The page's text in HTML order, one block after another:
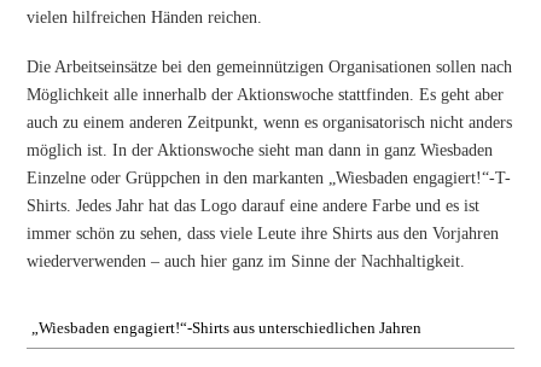
vielen hilfreichen Händen reichen.
Die Arbeitseinsätze bei den gemeinnützigen Organisationen sollen nach
Möglichkeit alle innerhalb der Aktionswoche stattfinden. Es geht aber
auch zu einem anderen Zeitpunkt, wenn es organisatorisch nicht anders
möglich ist. In der Aktionswoche sieht man dann in ganz Wiesbaden
Einzelne oder Grüppchen in den markanten „Wiesbaden engagiert!“-T-
Shirts. Jedes Jahr hat das Logo darauf eine andere Farbe und es ist
immer schön zu sehen, dass viele Leute ihre Shirts aus den Vorjahren
wiederverwenden – auch hier ganz im Sinne der Nachhaltigkeit.
„Wiesbaden engagiert!“-Shirts aus unterschiedlichen Jahren